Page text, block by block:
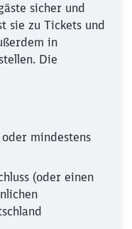
sicher und
sie zu Tickets und
in
Die
mindestens
(oder einen